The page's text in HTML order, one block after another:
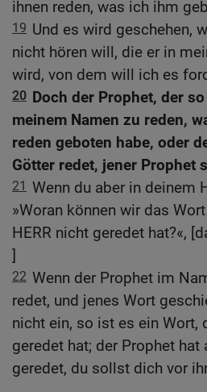
ihnen reden, was ich ihm
19 Und es wird geschehen,
nicht hören will, die er in
wird, von dem will ich es
20 Doch der Prophet, der
meinem Namen zu reden,
reden geboten habe, oder
Götter redet, jener Prophet
21 Wenn du aber in deinem
»Woran können wir das
HERR nicht geredet hat?«,
]
22 Wenn der Prophet im
redet, und jenes Wort
nicht ein, so ist es ein Wort,
geredet hat; der Prophet hat
geredet, du sollst dich vor